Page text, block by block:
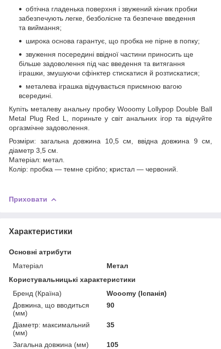
обтічна гладенька поверхня і звужений кінчик пробки
забезпечують легке, безболісне та безпечне введення
та виймання;
широка основа гарантує, що пробка не пірне в попку;
звуження посередині ввідної частини приносить ще
більше задоволення під час введення та витягання
іграшки, змушуючи сфінктер стискатися й розтискатися;
металева іграшка відчувається приємною вагою
всередині.
Купіть металеву анальну пробку Wooomy Lollypop Double Ball
Metal Plug Red L, пориньте у світ анальних ігор та відчуйте
оргазмічне задоволення.
Розміри: загальна довжина 10,5 см, ввідна довжина 9 см,
діаметр 3,5 см.
Матеріал: метал.
Колір: пробка — темне срібло; кристал — червоний.
Приховати
Характеристики
Основні атрибути
Матеріал
Метал
Користувальницькі характеристики
Бренд (Країна)
Wooomy (Іспанія)
Довжина, що вводиться
(мм)
90
Діаметр: максимальний
(мм)
35
Загальна довжина (мм)
105